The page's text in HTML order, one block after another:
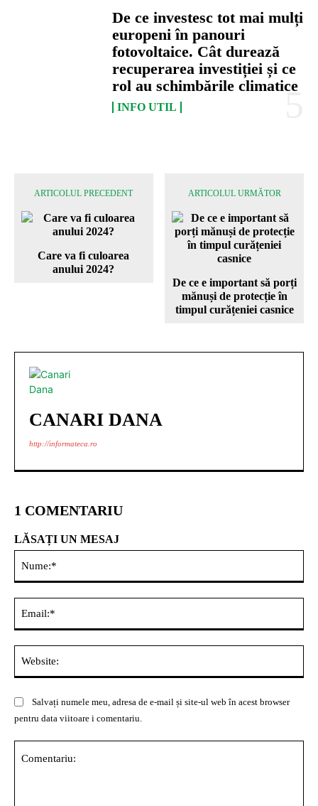
De ce investesc tot mai mulți
europeni în panouri
fotovoltaice. Cât durează
recuperarea investiției și ce
rol au schimbările climatice
INFO UTIL
ARTICOLUL PRECEDENT
Care va fi culoarea
anului 2024?
ARTICOLUL URMĂTOR
De ce e important să porți
mănuși de protecție în
timpul curățeniei casnice
CANARI DANA
http://informateca.ro
1 COMENTARIU
LĂSAȚI UN MESAJ
Salvați numele meu, adresa de e-mail și site-ul web în acest browser
pentru data viitoare i comentariu.